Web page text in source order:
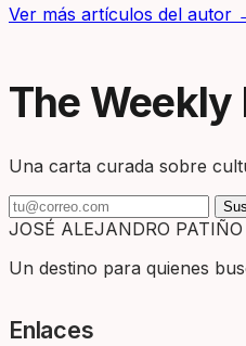
Ver más artículos del autor
The
Una carta curada sobre
JOSÉ ALEJANDRO PATIÑO
Un destino para quienes
Enlaces